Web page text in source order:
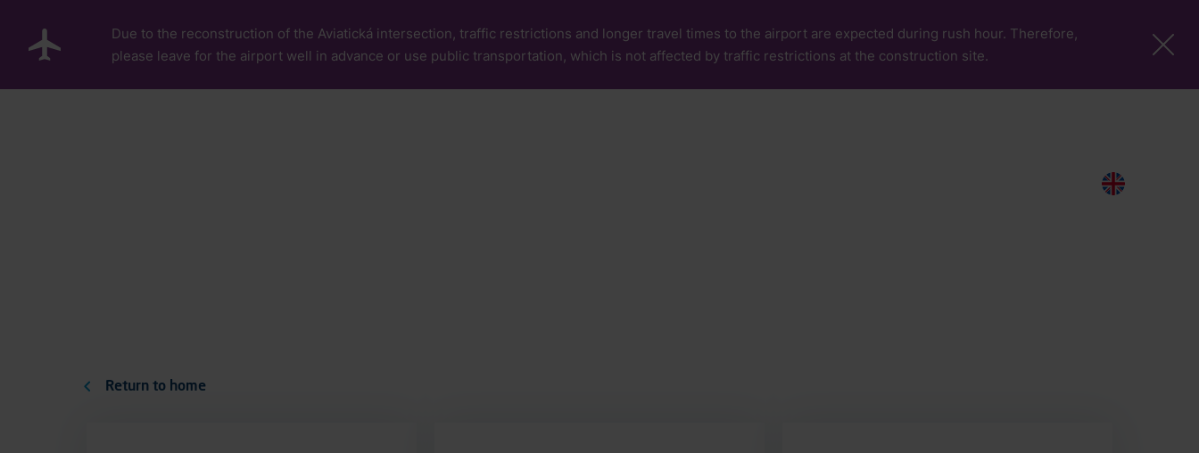
Due to the reconstruction of the Aviatická intersection, traffic restrictions and longer travel times to the airport are expected during rush hour. Therefore,
please leave for the airport well in advance or use public transportation, which is not affected by traffic restrictions at the construction site.
Return to home